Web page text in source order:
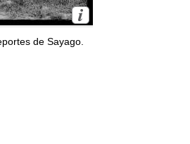
de Sayago.